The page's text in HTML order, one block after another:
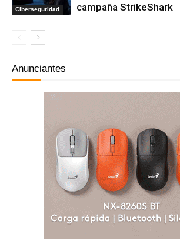
Ciberseguridad
campaña StrikeShark
Anunciantes